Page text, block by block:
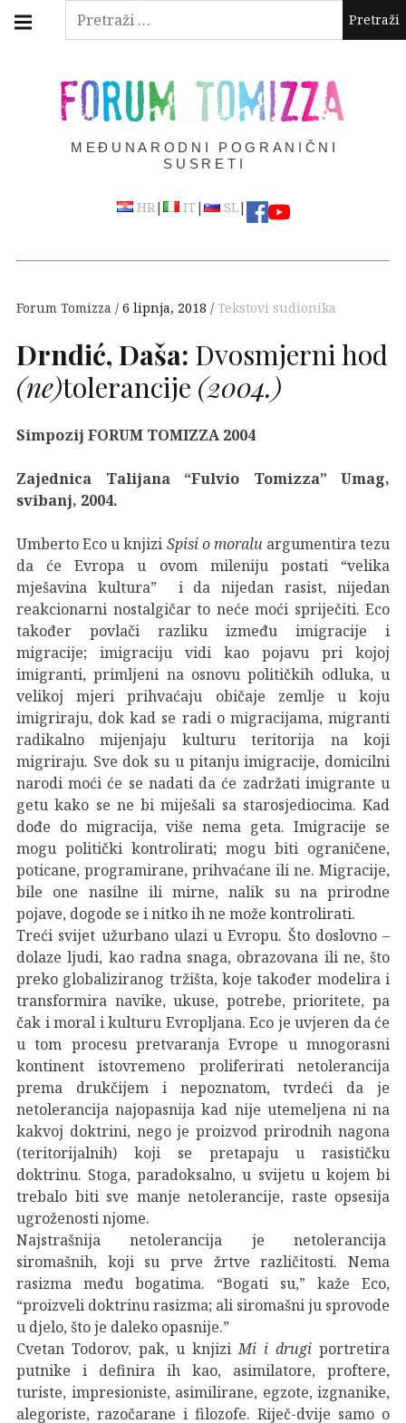
Pretraži:
Skip
FORUM TOMIZZA
MEĐUNARODNI POGRANIČNI
SUSRETI
HR| IT | SL|
navigation
Forum Tomizza 6 lipnja, 2018 Tekstovi sudionika
Drndić, Daša: Dvosmjerni hod
(ne)tolerancije (2004.)
Simpozij FORUM TOMIZZA 2004
Zajednica Talijana “Fulvio Tomizza” Umag,
svibanj, 2004.
Umberto Eco u knjizi Spisi o moralu argumentira tezu
da će Evropa u ovom mileniju postati “velika
mješavina kultura” i da nijedan rasist, nijedan
reakcionarni nostalgičar to neće moći spriječiti. Eco
također povlači razliku između imigracije i
migracije; imigraciju vidi kao pojavu pri kojoj
imigranti, primljeni na osnovu političkih odluka, u
velikoj mjeri prihvaćaju običaje zemlje u koju
imigriraju, dok kad se radi o migracijama, migranti
radikalno mijenjaju kulturu teritorija na koji
migriraju. Sve dok su u pitanju imigracije, domicilni
narodi moći će se nadati da će zadržati imigrante u
getu kako se ne bi miješali sa starosjediocima. Kad
dođe do migracija, više nema geta. Imigracije se
mogu politički kontrolirati; mogu biti ograničene,
poticane, programirane, prihvaćane ili ne. Migracije,
bile one nasilne ili mirne, nalik su na prirodne
pojave, dogode se i nitko ih ne može kontrolirati.
Treći svijet užurbano ulazi u Evropu. Što doslovno –
dolaze ljudi, kao radna snaga, obrazovana ili ne, što
preko globaliziranog tržišta, koje također modelira i
transformira navike, ukuse, potrebe, prioritete, pa
čak i moral i kulturu Evropljana. Eco je uvjeren da će
u tom procesu pretvaranja Evrope u mnogorasni
kontinent istovremeno proliferirati netolerancija
prema drukčijem i nepoznatom, tvrdeći da je
netolerancija najopasnija kad nije utemeljena ni na
kakvoj doktrini, nego je proizvod prirodnih nagona
(teritorijalnih) koji se pretapaju u rasističku
doktrinu. Stoga, paradoksalno, u svijetu u kojem bi
trebalo biti sve manje netolerancije, raste opsesija
ugroženosti njome.
Najstrašnija netolerancija je netolerancija
siromašnih, koji su prve žrtve različitosti. Nema
rasizma među bogatima. “Bogati su,” kaže Eco,
“proizveli doktrinu rasizma; ali siromašni ju sprovode
u djelo, što je daleko opasnije.”
Cvetan Todorov, pak, u knjizi Mi i drugi portretira
putnike i definira ih kao, asimilatore, proftere,
turiste, impresioniste, asimilirane, egzote, izgnanike,
alegoriste, razočarane i filozofe. Riječ-dvije samo o